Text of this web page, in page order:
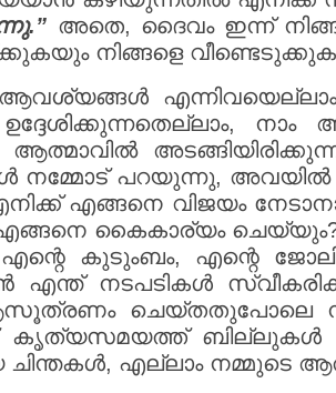
അതെ, ദൈവം ഇന്ന്
നിങ്ങളെ
ആത്മാവിൽ
നമ്മോട് പറയുന്നു,
എങ്ങനെ വിജയം
എങ്ങനെ കൈകാര്യം
കുടുംബം, എന്റെ
നടപടികൾ
ചെയ്തതുപോലെ
കൃത്യസമയത്ത് ബില്ലുകൾ
എല്ലാം നമ്മുടെ